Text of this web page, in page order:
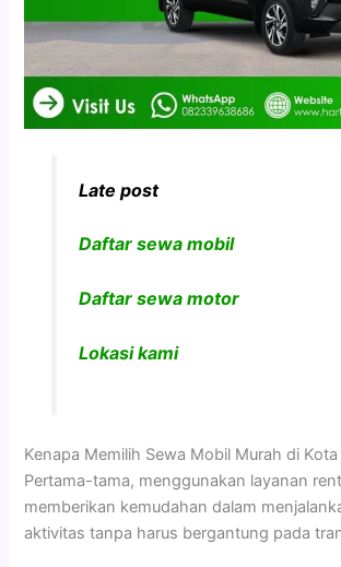
Late post
Daftar sewa mobil
Daftar sewa motor
Lokasi kami
Kenapa Memilih Sewa Mobil Murah di
Pertama-tama, menggunakan layanan
memberikan kemudahan dalam
aktivitas tanpa harus bergantung pada